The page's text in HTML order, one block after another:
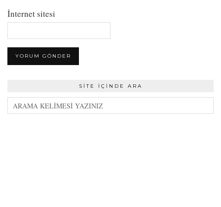
İnternet sitesi
SITE İÇINDE ARA